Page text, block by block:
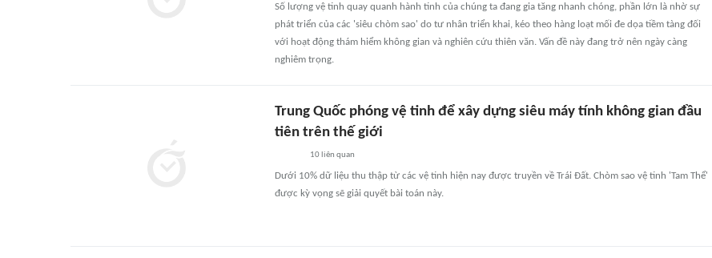
Số lượng vệ tinh quay quanh hành tinh của chúng ta đang gia tăng nhanh chóng, phần lớn là nhờ sự
phát triển của các 'siêu chòm sao' do tư nhân triển khai, kéo theo hàng loạt mối đe dọa tiềm tàng đối
với hoạt động thám hiểm không gian và nghiên cứu thiên văn. Vấn đề này đang trở nên ngày càng
nghiêm trọng.
Trung Quốc phóng vệ tinh để xây dựng siêu máy tính không gian đầu
tiên trên thế giới
10 liên quan
Dưới 10% dữ liệu thu thập từ các vệ tinh hiện nay được truyền về Trái Đất. Chòm sao vệ tinh 'Tam Thể'
được kỳ vọng sẽ giải quyết bài toán này.